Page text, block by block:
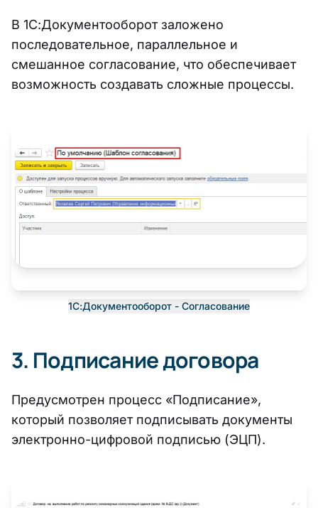
В 1С:Документооборот заложено
последовательное, параллельное и
смешанное согласование, что обеспечивает
возможность создавать сложные процессы.
1С:Документооборот - Согласование
3. Подписание договора
Предусмотрен процесс «Подписание»,
который позволяет подписывать документы
электронно-цифровой подписью (ЭЦП).